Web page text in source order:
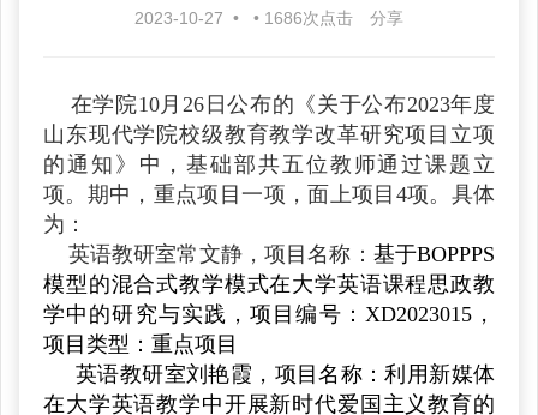
2023-10-27 • • 1686次点击 分享
在学院10月26日公布的《关于公布2023年度
山东现代学院校级教育教学改革研究项目立项
的通知》中，基础部共五位教师通过课题立
项。期中，重点项目一项，面上项目4项。具体
为：
英语教研室常文静，项目名称 ： 基于BOPPPS
模型的混合式教学模式在大学英语课程思政教
学中的研究与实践，项目编号：XD2023015，
项目类型：重点项目
英语教研室刘艳霞，项目名称：利用新媒体
在大学英语教学中开展新时代爱国主义教育的